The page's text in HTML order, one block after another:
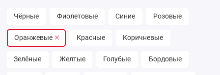
Чёрные Фиолетовые Синие Розовые
Оранжевые Красные Коричневые
Зелёные Желтые Голубые Бордовые